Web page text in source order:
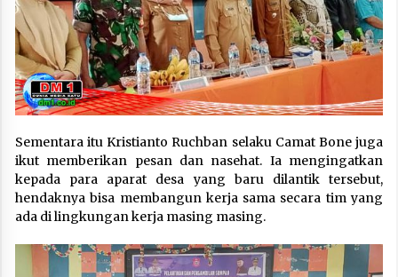
Sementara itu Kristianto Ruchban selaku Camat Bone juga
ikut memberikan pesan dan nasehat. Ia mengingatkan
kepada para aparat desa yang baru dilantik tersebut,
hendaknya bisa membangun kerja sama secara tim yang
ada di lingkungan kerja masing masing.